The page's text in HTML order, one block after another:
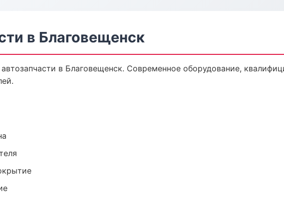
в Благовещенск
в Благовещенск. Современное оборудование,